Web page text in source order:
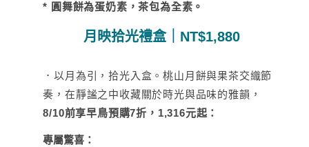
* 圓舞餅為蛋奶素，茶包為全素。
月映拾光禮盒｜NT$1,880
．以月為引，拾光入盒。桃山月餅與果茶交織節
奏，在靜謐之中收藏關於時光與品味的雅韻，
8/10前享早鳥預購7折，1,316元起：
專屬驚喜：